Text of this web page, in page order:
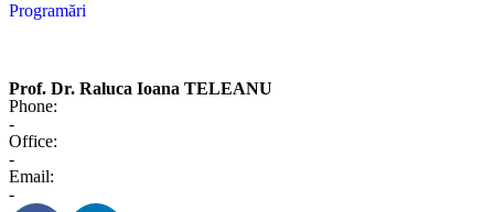
Programări
Prof. Dr. Raluca Ioana TELEANU
Phone:
-
Office:
-
Email:
-